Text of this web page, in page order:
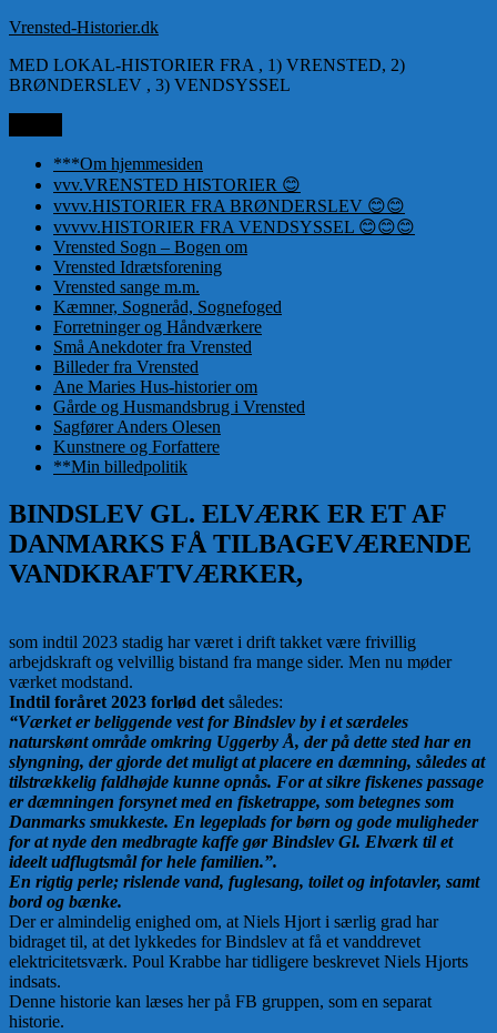
Videre
indhold
Vrensted-Historier.dk
MED LOKAL-HISTORIER FRA , 1) VRENSTED, 2)
BRØNDERSLEV , 3) VENDSYSSEL
***Om hjemmesiden
vvv.VRENSTED HISTORIER 😊
vvvv.HISTORIER FRA BRØNDERSLEV 😊😊
vvvvv.HISTORIER FRA VENDSYSSEL 😊😊😊
Vrensted Sogn – Bogen om
Vrensted Idrætsforening
Vrensted sange m.m.
Kæmner, Sogneråd, Sognefoged
Forretninger og Håndværkere
Små Anekdoter fra Vrensted
Billeder fra Vrensted
Ane Maries Hus-historier om
Gårde og Husmandsbrug i Vrensted
Sagfører Anders Olesen
Kunstnere og Forfattere
**Min billedpolitik
BINDSLEV GL. ELVÆRK ER ET AF
DANMARKS FÅ TILBAGEVÆRENDE
VANDKRAFTVÆRKER,
som indtil 2023 stadig har været i drift takket være frivillig
arbejdskraft og velvillig bistand fra mange sider. Men nu møder
værket modstand.
Indtil foråret 2023 forlød det således:
“Værket er beliggende vest for Bindslev by i et særdeles
naturskønt område omkring Uggerby Å, der på dette sted har en
slyngning, der gjorde det muligt at placere en dæmning, således at
tilstrækkelig faldhøjde kunne opnås. For at sikre fiskenes passage
er dæmningen forsynet med en fisketrappe, som betegnes som
Danmarks smukkeste. En legeplads for børn og gode muligheder
for at nyde den medbragte kaffe gør Bindslev Gl. Elværk til et
ideelt udflugtsmål for hele familien.”.
En rigtig perle; rislende vand, fuglesang, toilet og infotavler, samt
bord og bænke.
Der er almindelig enighed om, at Niels Hjort i særlig grad har
bidraget til, at det lykkedes for Bindslev at få et vanddrevet
elektricitetsværk. Poul Krabbe har tidligere beskrevet Niels Hjorts
indsats.
Denne historie kan læses her på FB gruppen, som en separat
historie.